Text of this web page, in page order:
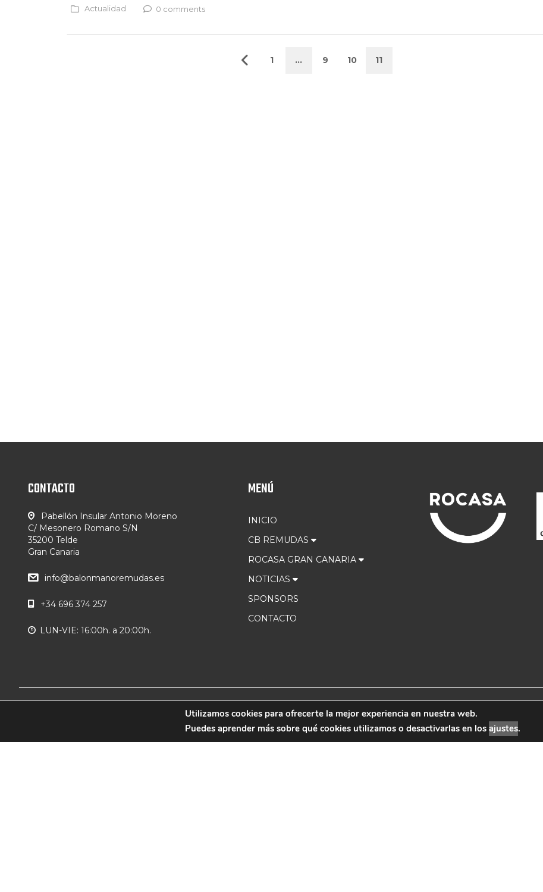
Actualidad 0 comments
1 … 9 10 11
CONTACTO
Pabellón Insular Antonio Moreno
C/ Mesonero Romano S/N
35200 Telde
Gran Canaria
info@balonmanoremudas.es
+34 696 374 257
LUN-VIE: 16:00h. a 20:00h.
MENÚ
INICIO
CB REMUDAS
ROCASA GRAN CANARIA
NOTICIAS
SPONSORS
CONTACTO
© 2019 CB Remudas - Desarrollado por3COM Marketing
Utilizamos cookies para ofrecerte la mejor experiencia en nuestra web.
Puedes aprender más sobre qué cookies utilizamos o desactivarlas en los ajustes.